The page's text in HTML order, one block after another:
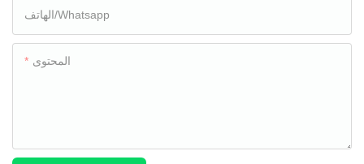
الهاتف/whatsapp
المحتوى